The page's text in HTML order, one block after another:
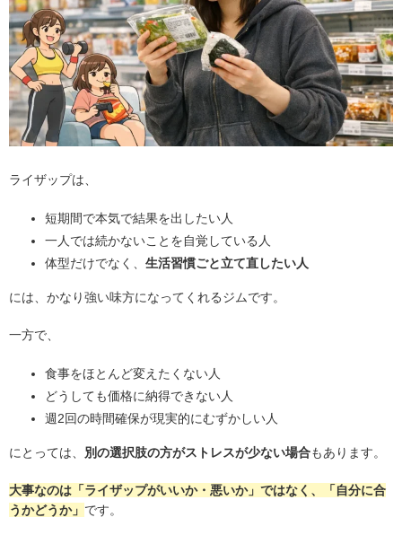
ライザップは、
短期間で本気で結果を出したい人
一人では続かないことを自覚している人
体型だけでなく、 生活習慣ごと立て直したい人
には、かなり強い味方になってくれるジムです。
一方で、
食事をほとんど変えたくない人
どうしても価格に納得できない人
週2回の時間確保が現実的にむずかしい人
にとっては、 別の選択肢の方がストレスが少ない場合もあります。
大事なのは「ライザップがいいか・悪いか」ではなく、「自分に合
うかどうか」 です。